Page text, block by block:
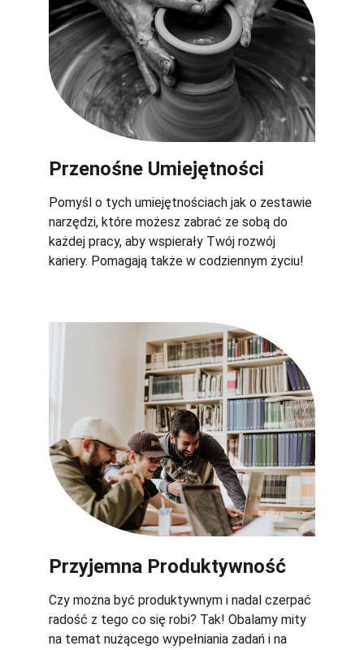
Przenośne Umiejętności
Pomyśl o tych umiejętnościach jak o zestawie
narzędzi, które możesz zabrać ze sobą do
każdej pracy, aby wspierały Twój rozwój
kariery. Pomagają także w codziennym życiu!
Przyjemna Produktywność
Czy można być produktywnym i nadal czerpać
radość z tego co się robi? Tak! Obalamy mity
na temat nużącego wypełniania zadań i na